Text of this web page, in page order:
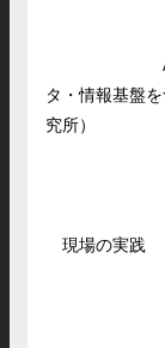
AI Ready
タ・情報基盤
現